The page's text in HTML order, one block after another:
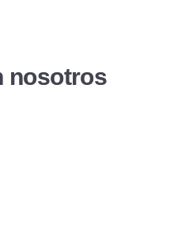
nosotros